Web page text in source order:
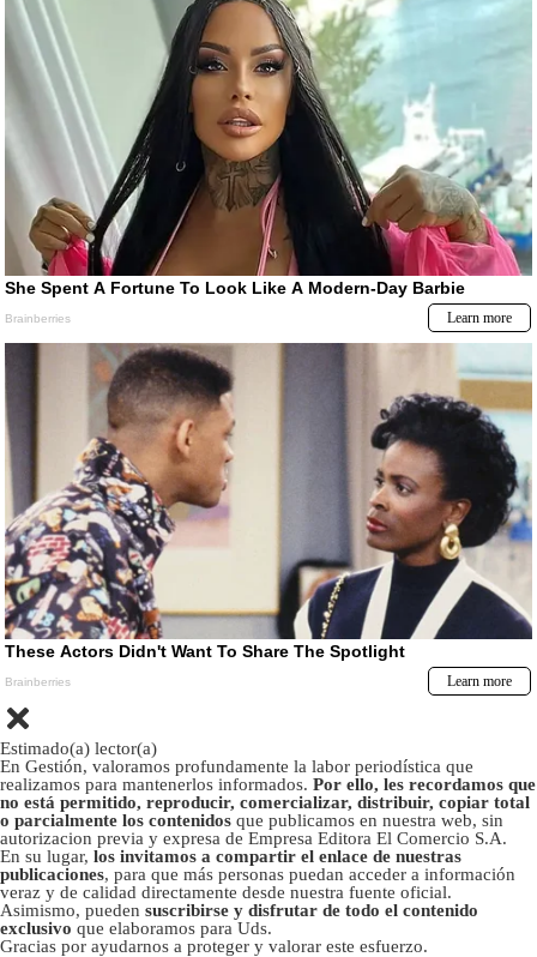
Estimado(a) lector(a)
En Gestión, valoramos profundamente la labor periodística que
realizamos para mantenerlos informados. Por ello, les recordamos que
no está permitido, reproducir, comercializar, distribuir, copiar total
o parcialmente los contenidos que publicamos en nuestra web, sin
autorizacion previa y expresa de Empresa Editora El Comercio S.A.
En su lugar, los invitamos a compartir el enlace de nuestras
publicaciones, para que más personas puedan acceder a información
veraz y de calidad directamente desde nuestra fuente oficial.
Asimismo, pueden suscribirse y disfrutar de todo el contenido
exclusivo que elaboramos para Uds.
Gracias por ayudarnos a proteger y valorar este esfuerzo.